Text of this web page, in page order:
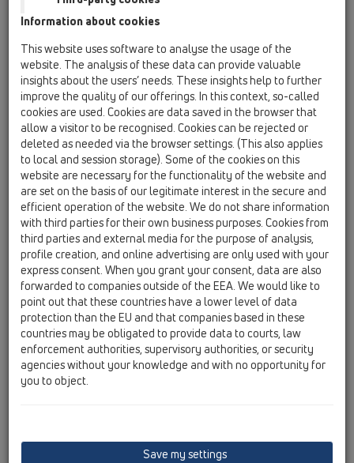
yaprak tutuculu, donmayan koku önleyici
klapeli, temizleme kapaklı ve boru geçiş
HL600NG
17 Yağmur Suyu Kutuları / Ürünler / HL600N /
HL600NG
Yağmur suyu kutusu, üstü pik döküm,
DN110/125, mafsallı, yaprak tutuculu,
donmayan koku önleyici klapeli, temizleme
kapaklı ve boru geçiş parçalı
HL660E
17 Yağmur Suyu Kutuları / Ürünler / HL600N /
HL660E
Dikey DN110/125 çıkışlı yağmur suyu kutusu,
kesilebilir boru geçiş halkalı
HL660/2
17 Yağmur Suyu Kutuları / Ürünler / HL600N /
HL660/2
Dikey DN110/125 çıkışlı yağmur suyu kutusu
HL660/2-80
Donmayan Koku Önleyicili
Information about cookies
This website uses software to analyse the usage of the
website. The analysis of these data can provide valuable
insights about the users’ needs. These insights help to further
improve the quality of our offerings. In this context, so-called
cookies are used. Cookies are data saved in the browser that
allow a visitor to be recognised. Cookies can be rejected or
deleted as needed via the browser settings. (This also applies
to local and session storage). Some of the cookies on this
website are necessary for the functionality of the website and
are set on the basis of our legitimate interest in the secure and
efficient operation of the website. We do not share information
with third parties for their own business purposes. Cookies from
third parties and external media for the purpose of analysis,
profile creation, and online advertising are only used with your
express consent. When you grant your consent, data are also
forwarded to companies outside of the EEA. We would like to
point out that these countries have a lower level of data
protection than the EU and that companies based in these
countries may be obligated to provide data to courts, law
enforcement authorities, supervisory authorities, or security
agencies without your knowledge and with no opportunity for
you to object.
Save my settings